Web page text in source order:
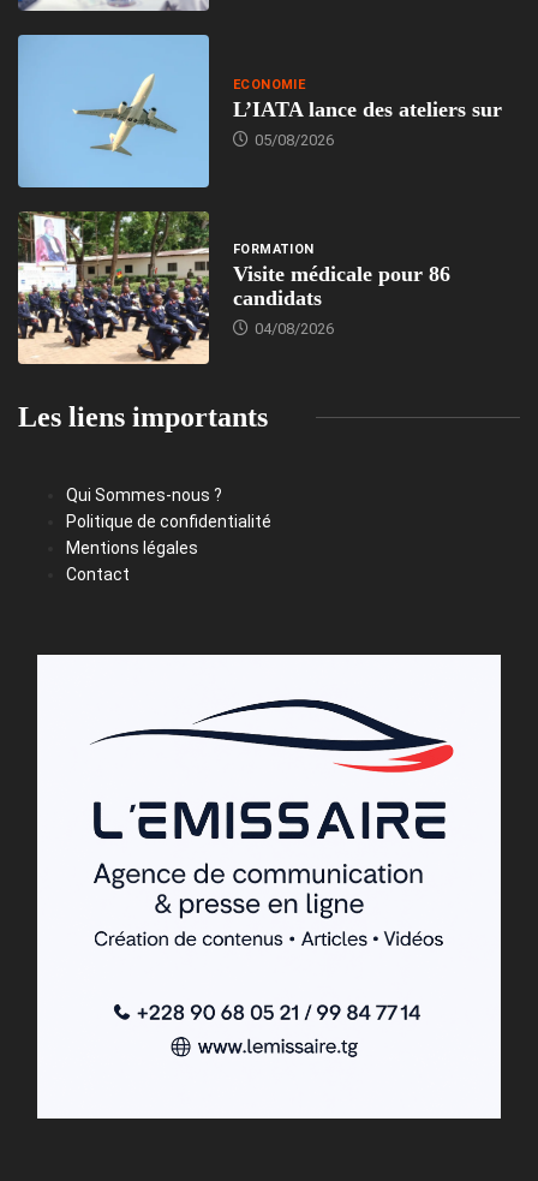
ECONOMIE
L’IATA lance des ateliers sur
05/08/2026
FORMATION
Visite médicale pour 86
candidats
04/08/2026
Les liens importants
Qui Sommes-nous ?
Politique de confidentialité
Mentions légales
Contact